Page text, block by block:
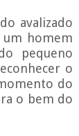
avalizado
um homem
pequeno
o
do
o bem do